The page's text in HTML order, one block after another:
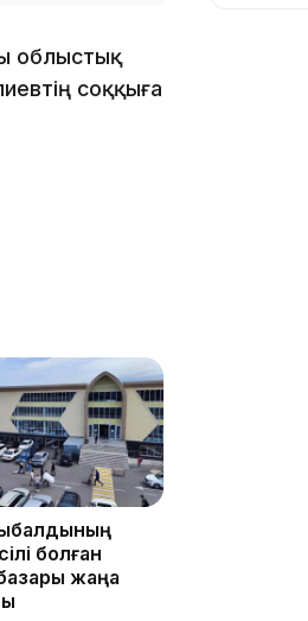
облыстық
соққыға
болған
жаңа